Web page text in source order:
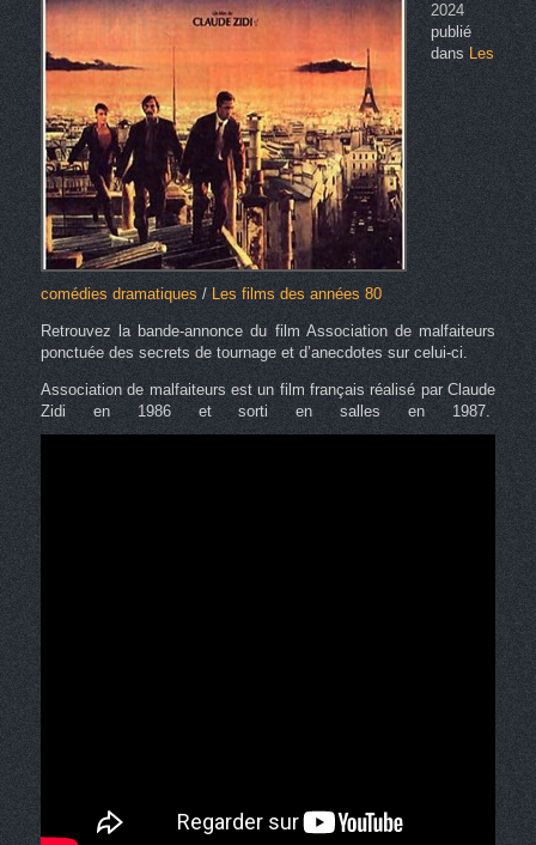
2024
publié
dansLes
comédies dramatiques /Les films des années 80
Retrouvez la bande-annonce du film Association de malfaiteurs
ponctuée des secrets de tournage et d’anecdotes sur celui-ci.
Association de malfaiteurs est un film français réalisé par Claude
Zidi en 1986 et sorti en salles en 1987.